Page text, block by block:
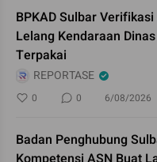
BPKAD Sulbar
Lelang Kendaraan
Terpakai
REPORTASE
0 0 6/08/2026
Badan Penghubung